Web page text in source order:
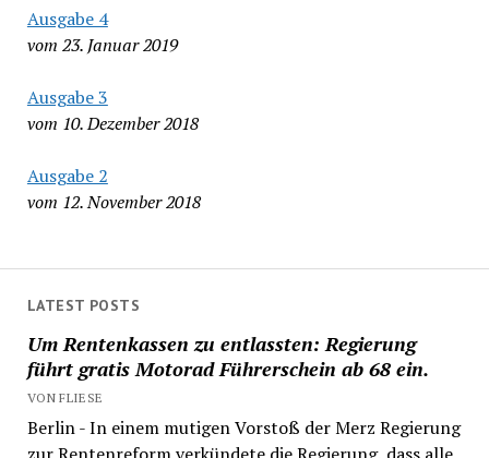
Ausgabe 4
vom 23. Januar 2019
Ausgabe 3
vom 10. Dezember 2018
Ausgabe 2
vom 12. November 2018
LATEST POSTS
Um Rentenkassen zu entlassten: Regierung
führt gratis Motorad Führerschein ab 68 ein.
VON FLIESE
Berlin - In einem mutigen Vorstoß der Merz Regierung